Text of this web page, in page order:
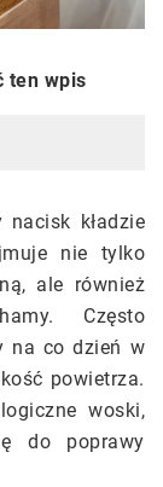
ten wpis
kładzie
nie tylko
ale również
Często
na co dzień w
powietrza.
woski,
do poprawy